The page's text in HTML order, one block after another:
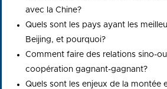
avec la Chine?
Quels sont les pays ayant les
Beijing, et pourquoi?
Comment faire des relations sino-
coopération gagnant-gagnant?
Quels sont les enjeux de la montée